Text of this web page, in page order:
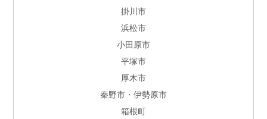
掛川市
浜松市
小田原市
平塚市
厚木市
秦野市・伊勢原市
箱根町